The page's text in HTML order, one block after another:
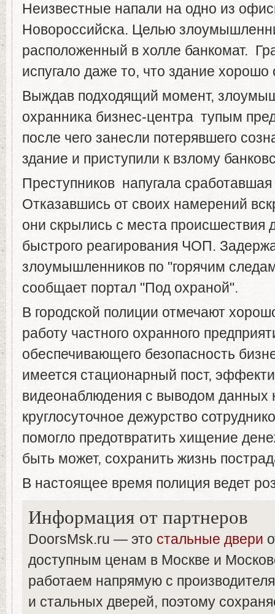
Неизвестные напали на одно из
Новороссийска. Целью
расположенный в холле банкомат.
испугало даже то, что здание хорошо
Выждав подходящий момент,
охранника бизнес-центра тупым
после чего занесли потерявшего
здание и приступили к взлому
Преступников напугала сработавшая
Отказавшись от своих намерений
они скрылись с места происшествия
быстрого реагирования ЧОП.
злоумышленников по "горячим
сообщает портал "Под охраной".
В городской полиции отмечают
работу частного охранного
обеспечивающего безопасность
имеется стационарный пост,
видеонаблюдения с выводом данных
круглосуточное дежурство
помогло предотвратить хищение
быть может, сохранить жизнь
В настоящее время полиция ведет
Информация от партнеров
DoorsMsk.ru — это стальные двери
доступным ценам в Москве и
работаем напрямую с
и стальных дверей, поэтому